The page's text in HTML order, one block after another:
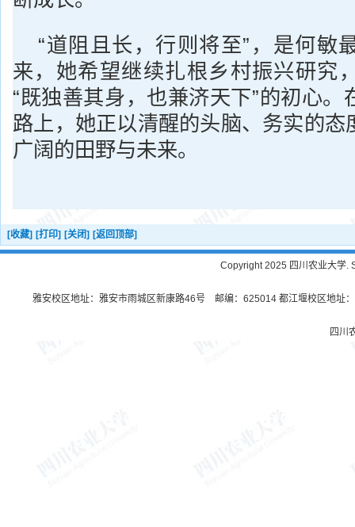
“道阻且长，行则将至”，是何敏
来，她希望继续扎根乡村振兴研究
“既独善其身，也兼济天下”的初心。
路上，她正以清醒的头脑、务实的态
广阔的田野与未来。
[收藏] [打印] [关闭] [返回顶部]
Copyright 2025 四川农业大学.
雅安校区地址：雅安市雨城区新康路46号 邮编：625014 都江堰校区地址
四川